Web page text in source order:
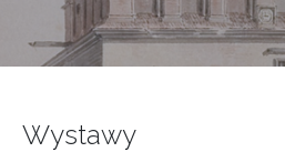
Wystawy